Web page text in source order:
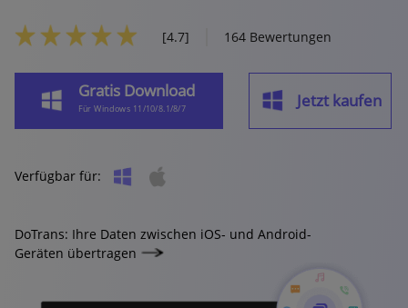
[4.7] 164 Bewertungen
Gratis Download
Für Windows 11/10/8.1/8/7 Jetzt kaufen
Verfügbar für:
DoTrans: Ihre Daten zwischen iOS- und Android-
Geräten übertragen